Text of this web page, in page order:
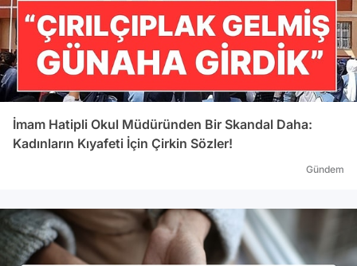
İmam Hatipli Okul Müdüründen Bir Skandal Daha:
Kadınların Kıyafeti İçin Çirkin Sözler!
Gündem